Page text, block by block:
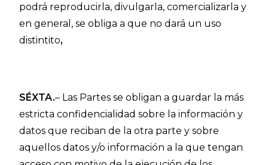
podrá reproducirla, divulgarla, comercializarla y
en general, se obliga a que no dará un uso
distintito,
SÉXTA.– Las Partes se obligan a guardar la más
estricta confidencialidad sobre la información y
datos que reciban de la otra parte y sobre
aquellos datos y/o información a la que tengan